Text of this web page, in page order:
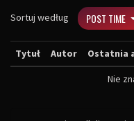
Sortuj według POST TIME
Tytuł Autor Ostatnia
Nie